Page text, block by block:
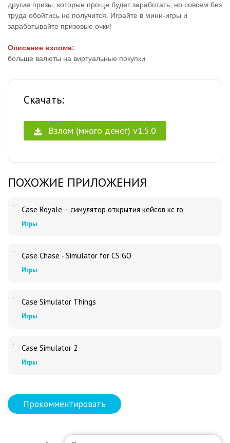
другие призы, которые проще будет заработать, но совсем без
труда обойтись не получится. Играйте в мини-игры и
зарабатывайте призовые очки!
Описание взлома:
больше валюты на виртуальные покупки
Скачать:
Взлом (много денег) v1.5.0
ПОХОЖИЕ ПРИЛОЖЕНИЯ
Case Royale – симулятор открытия кейсов кс го
Игры
Case Chase - Simulator for CS:GO
Игры
Case Simulator Things
Игры
Case Simulator 2
Игры
Прокомментировать